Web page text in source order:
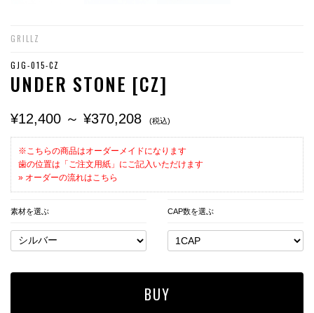
GRILLZ
GJG-015-CZ
UNDER STONE [CZ]
¥12,400 ～ ¥370,208 (税込)
※こちらの商品はオーダーメイドになります
歯の位置は「ご注文用紙」にご記入いただけます
» オーダーの流れはこちら
素材を選ぶ CAP数を選ぶ